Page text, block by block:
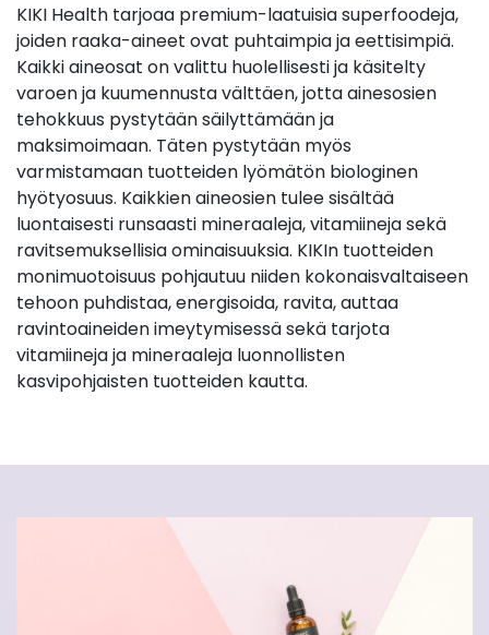
KIKI Health tarjoaa premium-laatuisia superfoodeja,
joiden raaka-aineet ovat puhtaimpia ja eettisimpiä.
Kaikki aineosat on valittu huolellisesti ja käsitelty
varoen ja kuumennusta välttäen, jotta ainesosien
tehokkuus pystytään säilyttämään ja
maksimoimaan. Täten pystytään myös
varmistamaan tuotteiden lyömätön biologinen
hyötyosuus. Kaikkien aineosien tulee sisältää
luontaisesti runsaasti mineraaleja, vitamiineja sekä
ravitsemuksellisia ominaisuuksia. KIKIn tuotteiden
monimuotoisuus pohjautuu niiden kokonaisvaltaiseen
tehoon puhdistaa, energisoida, ravita, auttaa
ravintoaineiden imeytymisessä sekä tarjota
vitamiineja ja mineraaleja luonnollisten
kasvipohjaisten tuotteiden kautta.